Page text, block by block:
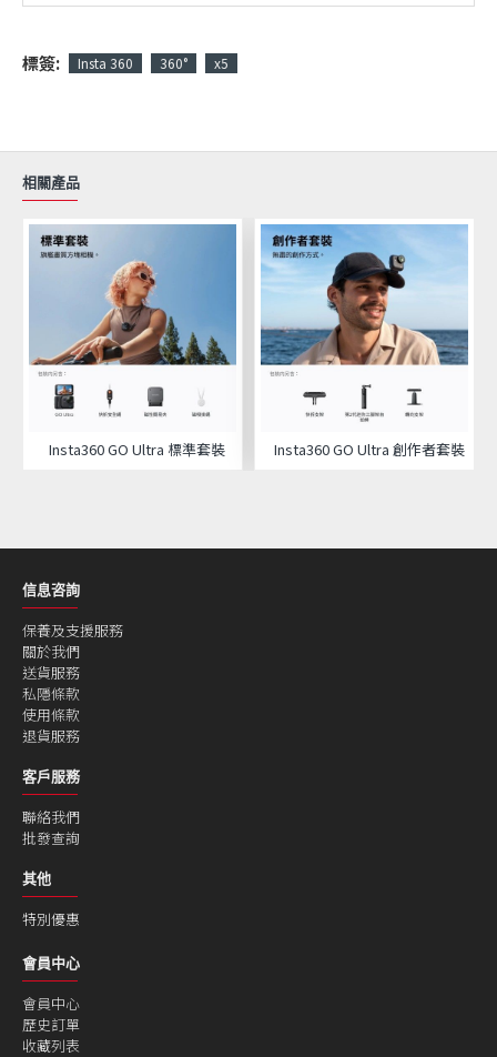
標簽: Insta 360 360° x5
相關產品
Insta360 GO Ultra 標準套裝 Insta360 GO Ultra 創作者套裝
信息咨詢
保養及支援服務
關於我們
送貨服務
私隱條款
使用條款
退貨服務
客戶服務
聯絡我們
批發查詢
其他
特別優惠
會員中心
會員中心
歷史訂單
收藏列表